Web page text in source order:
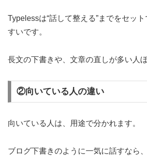
Typelessは“話して整える”までをセッ
すいです。
長文の下書きや、文章の直しが多い人
②向いている人の違い
向いている人は、用途で分かれます。
ブログ下書きのように一気に話すなら